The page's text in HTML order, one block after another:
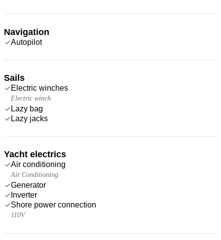
Navigation
Autopilot
Sails
Electric winches
Electric winch
Lazy bag
Lazy jacks
Yacht electrics
Air conditioning
Air Conditioning
Generator
Inverter
Shore power connection
110V